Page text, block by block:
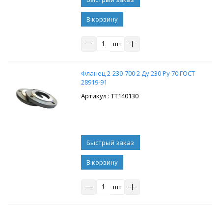
В корзину
шт
Фланец 2-230-700 2 Ду 230 Ру 70 ГОСТ
28919-91
: ТТ140130
В корзину
шт